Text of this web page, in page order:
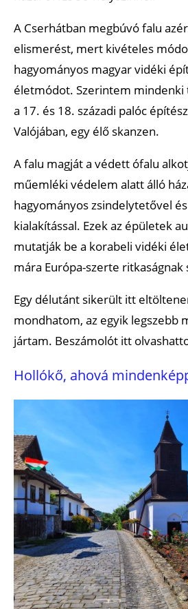
A Cserhátban megbúvó falu
elismerést, mert kivételes
hagyományos magyar vidéki
életmódot. Szerintem mindenki
a 17. és 18. századi palóc
Valójában, egy élő skanzen.
A falu magját a védett ófalu
műemléki védelem alatt álló
hagyományos zsindelytetővel
kialakítással. Ezek az épületek
mutatják be a korabeli vidéki
mára Európa-szerte ritkaságnak
Egy délutánt sikerült itt
mondhatom, az egyik legszebb
jártam. Beszámolót itt
Hollókő, ahová